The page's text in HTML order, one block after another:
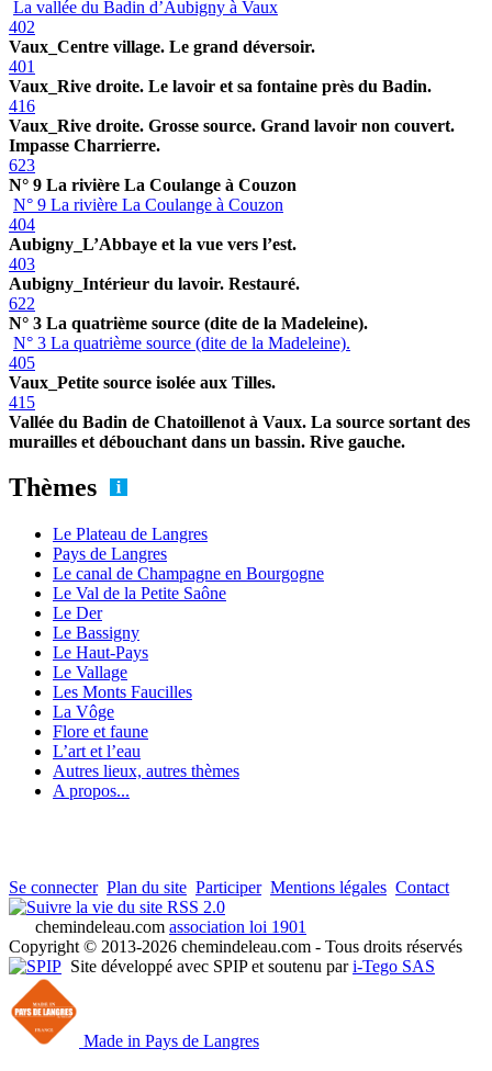
La vallée du Badin d’Aubigny à Vaux
402
Vaux_Centre village. Le grand déversoir.
401
Vaux_Rive droite. Le lavoir et sa fontaine près du Badin.
416
Vaux_Rive droite. Grosse source. Grand lavoir non couvert.
Impasse Charrierre.
623
N° 9 La rivière La Coulange à Couzon
N° 9 La rivière La Coulange à Couzon
404
Aubigny_L’Abbaye et la vue vers l’est.
403
Aubigny_Intérieur du lavoir. Restauré.
622
N° 3 La quatrième source (dite de la Madeleine).
N° 3 La quatrième source (dite de la Madeleine).
405
Vaux_Petite source isolée aux Tilles.
415
Vallée du Badin de Chatoillenot à Vaux. La source sortant des
murailles et débouchant dans un bassin. Rive gauche.
Thèmes
Le Plateau de Langres
Pays de Langres
Le canal de Champagne en Bourgogne
Le Val de la Petite Saône
Le Der
Le Bassigny
Le Haut-Pays
Le Vallage
Les Monts Faucilles
La Vôge
Flore et faune
L’art et l’eau
Autres lieux, autres thèmes
A propos...
Se connecter Plan du site Participer Mentions légales Contact
RSS 2.0
chemindeleau.com association loi 1901
Copyright © 2013-2026 chemindeleau.com - Tous droits réservés
Site développé avec SPIP et soutenu pari-Tego SAS
Made in Pays de Langres